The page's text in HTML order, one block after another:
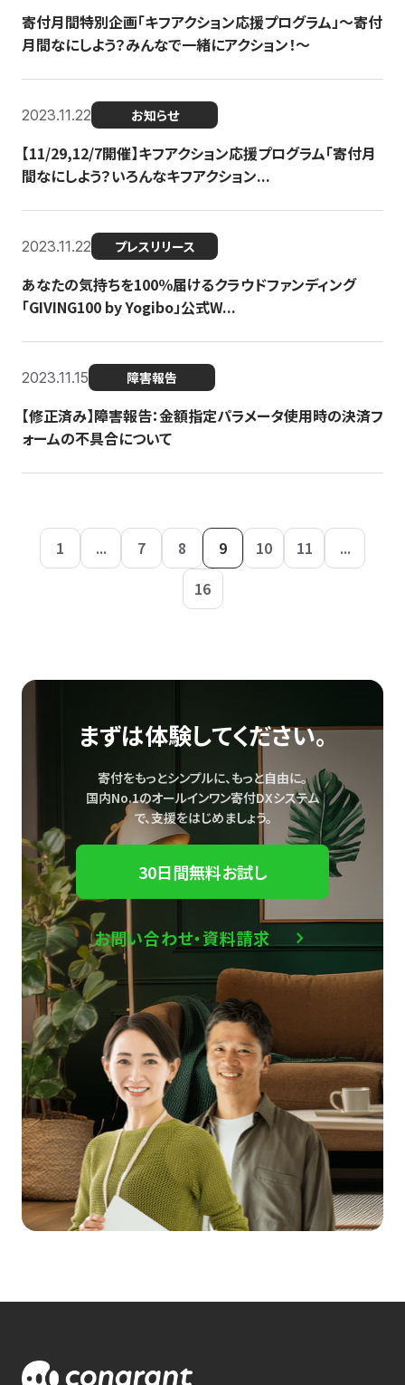
寄付月間特別企画「キフアクション応援プログラム」〜寄付
月間なにしよう？みんなで一緒にアクション！〜
2023.11.22 お知らせ
【11/29,12/7開催】キフアクション応援プログラム「寄付月
間なにしよう？いろんなキフアクション...
2023.11.22 プレスリリース
あなたの気持ちを100％届けるクラウドファンディング
「GIVING100 by Yogibo」公式W...
2023.11.15 障害報告
【修正済み】障害報告：金額指定パラメータ使用時の決済フ
ォームの不具合について
1 ... 7 8 9 10 11
...
16
まずは体験してください。
寄付をもっとシンプルに、もっと自由に。
国内No.1のオールインワン寄付DXシステム
で、支援をはじめましょう。
30日間無料お試し
お問い合わせ・資料請求